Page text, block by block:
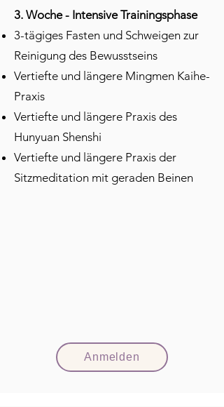
Anmelden
3. Woche - Intensive Trainingsphase
3-tägiges Fasten und Schweigen zur
Reinigung des Bewusstseins
Vertiefte und längere Mingmen Kaihe-
Praxis
Vertiefte und längere Praxis des
Hunyuan Shenshi
Vertiefte und längere Praxis der
Sitzmeditation mit geraden Beinen